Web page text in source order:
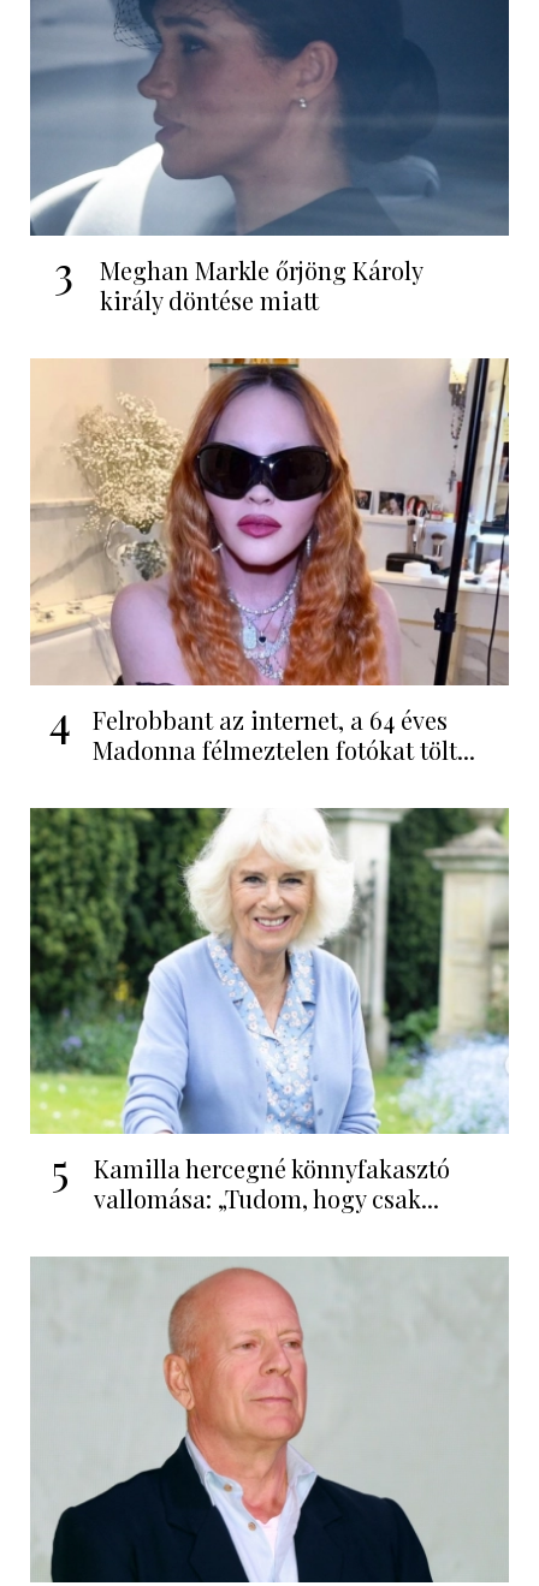
3
Meghan Markle őrjöng Károly
király döntése miatt
4
Felrobbant az internet, a 64 éves
Madonna félmeztelen fotókat tölt...
5
Kamilla hercegné könnyfakasztó
vallomása: „Tudom, hogy csak...